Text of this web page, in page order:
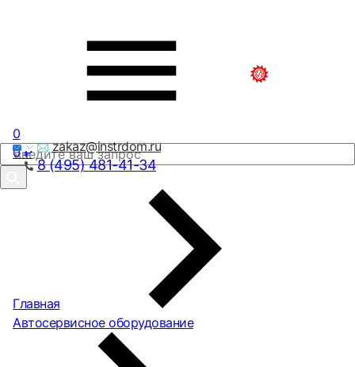
zakaz@instrdom.ru
8 (495) 481-41-34
0
0₽
Главная
Автосервисное оборудование